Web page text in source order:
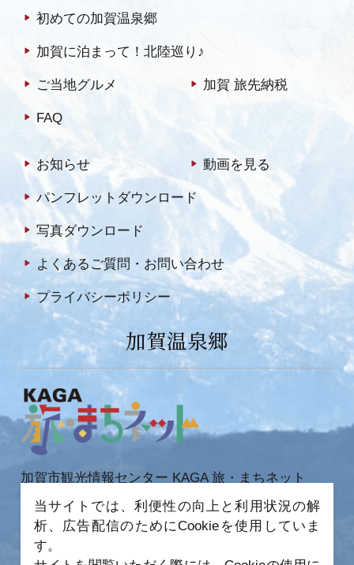
初めての加賀温泉郷
加賀に泊まって！北陸巡り♪
ご当地グルメ 加賀 旅先納税
FAQ
お知らせ 動画を見る
パンフレットダウンロード
写真ダウンロード
よくあるご質問・お問い合わせ
プライバシーポリシー
加賀温泉郷
加賀市観光情報センター KAGA 旅・まちネット
〒922-0423
石川県加賀市作見町ヲ6-2 JR 加賀温泉駅内
TEL 0761-72-6678
当サイトでは、利便性の向上と利用状況の解
析、広告配信のためにCookieを使用していま
す。